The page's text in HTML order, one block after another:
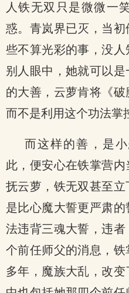
人铁无双只是微微一
惑。青岚界已灭，当
些不算光彩的事，没
别人眼中，她就可以
的大善，云萝肯将《破
而不是利用这个功法掌
而这样的善，是
此，便安心在铁掌营
抚云萝，铁无双甚至
是比心魔大誓更严肃
法违背三魂大誓，违
个前任师父的消息，
多年，魔族大乱，改